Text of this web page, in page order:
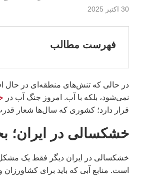
30 اکتبر 2025
فهرست مطالب
در حالی‌ که تنش‌های منطقه‌ای در حال
نمی‌شود، بلکه با آب. امروز جنگ آب در
قرار دارد؛ کشوری که سال‌ها شعار
خشکسالی در ایران؛
خشکسالی در ایران دیگر فقط یک مشکل
است. منابع آبی که باید برای